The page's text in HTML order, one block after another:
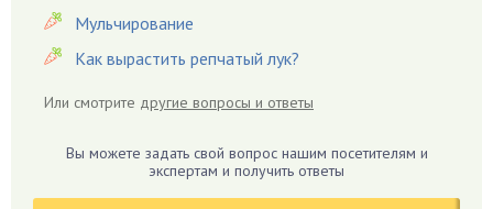
Гиацинт
Гибискус
Гладиолусы
Голубика
Мульчирование
Как вырастить репчатый лук?
Или смотрите другие вопросы и ответы
Вы можете задать свой вопрос нашим посетителям и
экспертам и получить ответы